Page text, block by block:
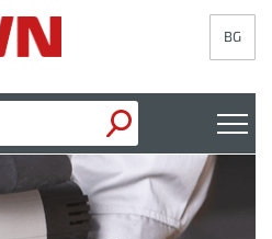
BG